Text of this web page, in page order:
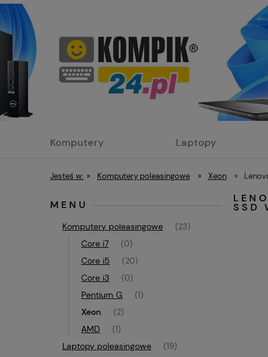
Komputery
Laptopy
Jesteś w: » Komputery poleasingowe » Xeon »
MENU
Komputery poleasingowe (23)
Core i7 (0)
Core i5 (20)
Core i3 (0)
Pentium G (1)
Xeon (2)
AMD (1)
Laptopy poleasingowe (19)
SSD